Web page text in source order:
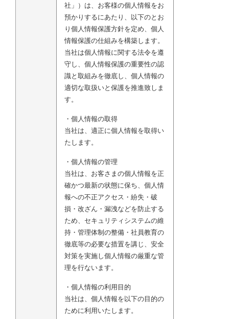
社」）は、お客様の個人情報をお
預かりするにあたり、以下のとお
り個人情報保護方針を定め、個人
情報保護の仕組みを構築します。
当社は個人情報に関する法令を遵
守し、個人情報保護の重要性の認
識と取組みを徹底し、個人情報の
適切な取扱いと保護を推進致しま
す。
・個人情報の取得
当社は、適正に個人情報を取得い
たします。
・個人情報の管理
当社は、お客さまの個人情報を正
確かつ最新の状態に保ち、個人情
報への不正アクセス・紛失・破
損・改ざん・漏洩などを防止する
ため、セキュリティシステムの維
持・管理体制の整備・社員教育の
徹底等の必要な措置を講じ、安全
対策を実施し個人情報の厳重な管
理を行ないます。
・個人情報の利用目的
当社は、個人情報を以下の目的の
ために利用いたします。